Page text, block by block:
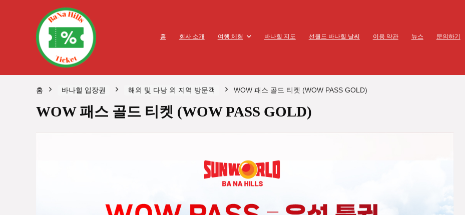
홈 회사 소개 여행 체험 바나힐 지도 선월드 바나힐 날씨 이용 약관 뉴스 문의하기
홈 바나힐 입장권 해외 및 다낭 외 지역 방문객 WOW 패스 골드 티켓 (WOW PASS GOLD)
WOW 패스 골드 티켓 (WOW PASS GOLD)